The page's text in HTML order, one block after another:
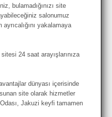
bulamadığınızı site
salonumuz
yakalamaya
24 saat arayışlarınıza
dünyası içerisinde
site olarak hizmetler
Jakuzi keyfi tamamen